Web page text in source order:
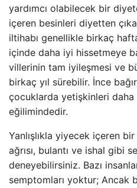
yardımcı olabilecek bir
içeren besinleri diyetten
iltihabı genellikle birkaç
içinde daha iyi hissetmeye
villerinin tam iyileşmesi ve
birkaç yıl sürebilir. İnce
çocuklarda yetişkinleri daha
eğilimindedir.
Yanlışlıkla yiyecek içeren
ağrısı, bulantı ve ishal gibi
deneyebilirsiniz. Bazı
semptomları yoktur; Ancak